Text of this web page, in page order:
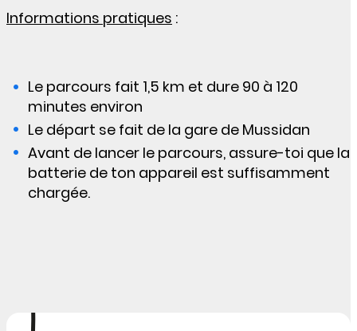
Informations pratiques :
Le parcours fait 1,5 km et dure 90 à 120
minutes environ
Le départ se fait de la gare de Mussidan
Avant de lancer le parcours, assure-toi que la
batterie de ton appareil est suffisamment
chargée.